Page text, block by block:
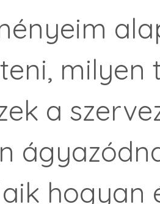
milyen
a
hogyan